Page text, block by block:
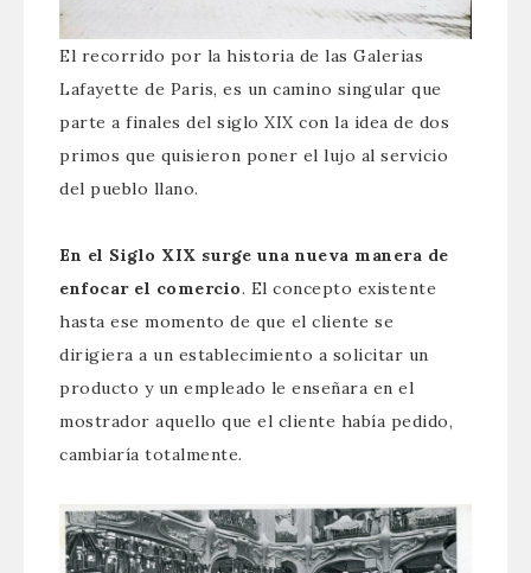
El recorrido por la historia de las Galerias
Lafayette de Paris, es un camino singular que
parte a finales del siglo XIX con la idea de dos
primos que quisieron poner el lujo al servicio
del pueblo llano.
En el Siglo XIX surge una nueva manera de
enfocar el comercio. El concepto existente
hasta ese momento de que el cliente se
dirigiera a un establecimiento a solicitar un
producto y un empleado le enseñara en el
mostrador aquello que el cliente había pedido,
cambiaría totalmente.